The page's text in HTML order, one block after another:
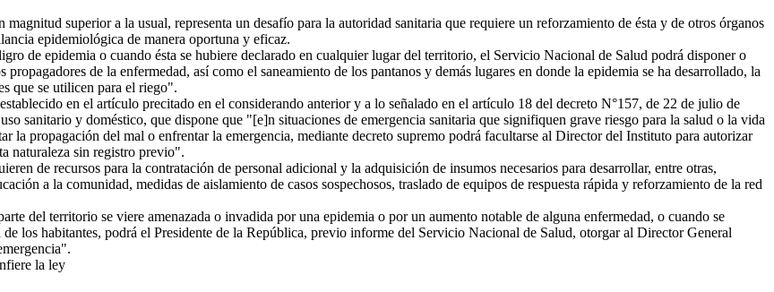
superior a la usual, representa un desafío para la autoridad sanitaria que requiere un reforzamiento de ésta y de otros órganos
epidemiológica de manera oportuna y eficaz.
de epidemia o cuando ésta se hubiere declarado en cualquier lugar del territorio, el Servicio Nacional de Salud podrá disponer o
de la enfermedad, así como el saneamiento de los pantanos y demás lugares en donde la epidemia se ha desarrollado, la
que se utilicen para el riego".
en el artículo precitado en el considerando anterior y a lo señalado en el artículo 18 del decreto N°157, de 22 de julio de
sanitario y doméstico, que dispone que "[e]n situaciones de emergencia sanitaria que signifiquen grave riesgo para la salud o la vida
la propagación del mal o enfrentar la emergencia, mediante decreto supremo podrá facultarse al Director del Instituto para autorizar
naturaleza sin registro previo".
de recursos para la contratación de personal adicional y la adquisición de insumos necesarios para desarrollar, entre otras,
a la comunidad, medidas de aislamiento de casos sospechosos, traslado de equipos de respuesta rápida y reforzamiento de la red
del territorio se viere amenazada o invadida por una epidemia o por un aumento notable de alguna enfermedad, o cuando se
los habitantes, podrá el Presidente de la República, previo informe del Servicio Nacional de Salud, otorgar al Director General
la ley